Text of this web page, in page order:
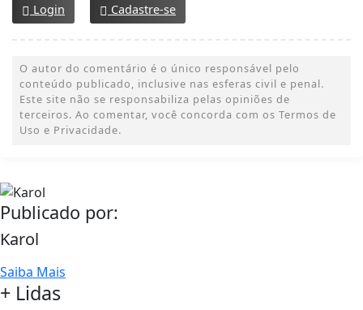
Login Cadastre-se
O autor do comentário é o único responsável pelo
conteúdo publicado, inclusive nas esferas civil e penal.
Este site não se responsabiliza pelas opiniões de
terceiros. Ao comentar, você concorda com os Termos de
Uso e Privacidade.
Publicado por:
Karol
Saiba Mais
+ Lidas